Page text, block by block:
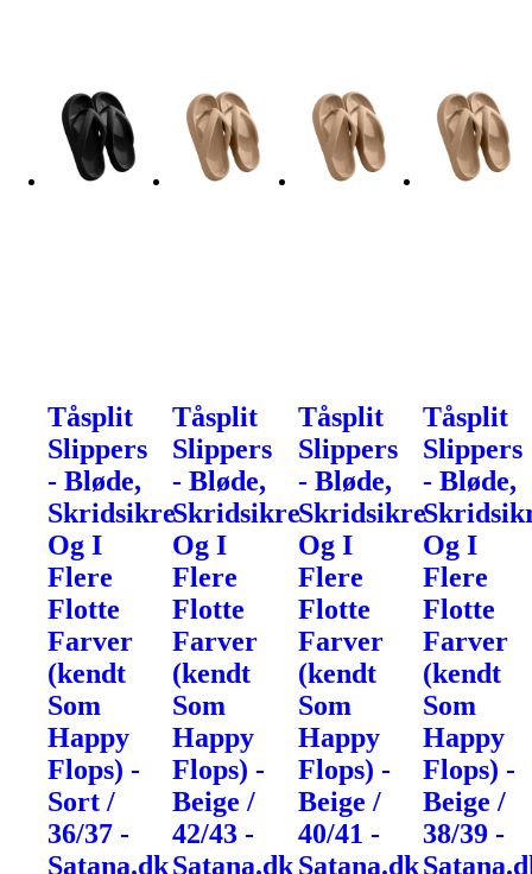
Tåsplit
Slippers
- Bløde,
Skridsikre
Og I
Flere
Flotte
Farver
(kendt
Som
Happy
Flops) -
Sort /
36/37 -
Satana.dk
Tåsplit
Slippers
- Bløde,
Skridsikre
Og I
Flere
Flotte
Farver
(kendt
Som
Happy
Flops) -
Beige /
42/43 -
Satana.dk
Tåsplit
Slippers
- Bløde,
Skridsikre
Og I
Flere
Flotte
Farver
(kendt
Som
Happy
Flops) -
Beige /
40/41 -
Satana.dk
Tåsplit
Slippers
- Bløde,
Og I
Flere
Flotte
Farver
(kendt
Som
Happy
Flops) -
Beige /
38/39 -